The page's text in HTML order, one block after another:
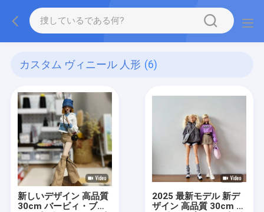
カスタム ヴィニール 人形 (6)
新しいデザイン 高品質
30cm バービィ・ブラ
2025 最新モデル 新デ
ザイン 高品質 30cm バ